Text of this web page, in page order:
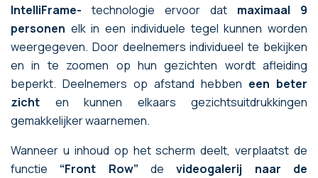
IntelliFrame- technologie ervoor dat maximaal 9
personen elk in een individuele tegel kunnen worden
weergegeven. Door deelnemers individueel te bekijken
en in te zoomen op hun gezichten wordt afleiding
beperkt. Deelnemers op afstand hebben een beter
zicht en kunnen elkaars gezichtsuitdrukkingen
gemakkelijker waarnemen.
Wanneer u inhoud op het scherm deelt, verplaatst de
functie “Front Row” devideogalerij naar de